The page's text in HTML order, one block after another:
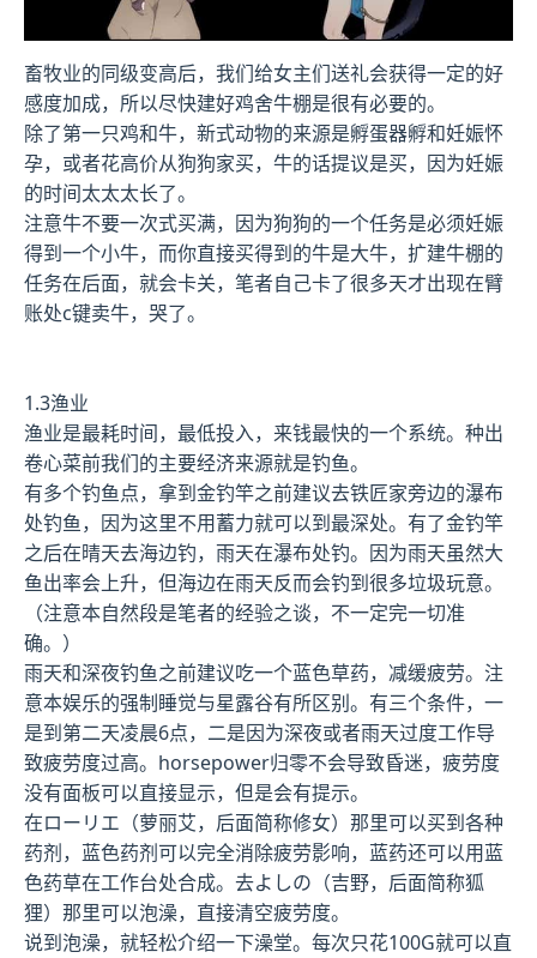
畜牧业的同级变高后，我们给女主们送礼会获得一定的好
感度加成，所以尽快建好鸡舍牛棚是很有必要的。
除了第一只鸡和牛，新式动物的来源是孵蛋器孵和妊娠怀
孕，或者花高价从狗狗家买，牛的话提议是买，因为妊娠
的时间太太太长了。
注意牛不要一次式买满，因为狗狗的一个任务是必须妊娠
得到一个小牛，而你直接买得到的牛是大牛，扩建牛棚的
任务在后面，就会卡关，笔者自己卡了很多天才出现在臂
账处c键卖牛，哭了。
1.3渔业
渔业是最耗时间，最低投入，来钱最快的一个系统。种出
卷心菜前我们的主要经济来源就是钓鱼。
有多个钓鱼点，拿到金钓竿之前建议去铁匠家旁边的瀑布
处钓鱼，因为这里不用蓄力就可以到最深处。有了金钓竿
之后在晴天去海边钓，雨天在瀑布处钓。因为雨天虽然大
鱼出率会上升，但海边在雨天反而会钓到很多垃圾玩意。
（注意本自然段是笔者的经验之谈，不一定完一切准
确。）
雨天和深夜钓鱼之前建议吃一个蓝色草药，减缓疲劳。注
意本娱乐的强制睡觉与星露谷有所区别。有三个条件，一
是到第二天凌晨6点，二是因为深夜或者雨天过度工作导
致疲劳度过高。horsepower归零不会导致昏迷，疲劳度
没有面板可以直接显示，但是会有提示。
在ローリエ（萝丽艾，后面简称修女）那里可以买到各种
药剂，蓝色药剂可以完全消除疲劳影响，蓝药还可以用蓝
色药草在工作台处合成。去よしの（吉野，后面简称狐
狸）那里可以泡澡，直接清空疲劳度。
说到泡澡，就轻松介绍一下澡堂。每次只花100G就可以直